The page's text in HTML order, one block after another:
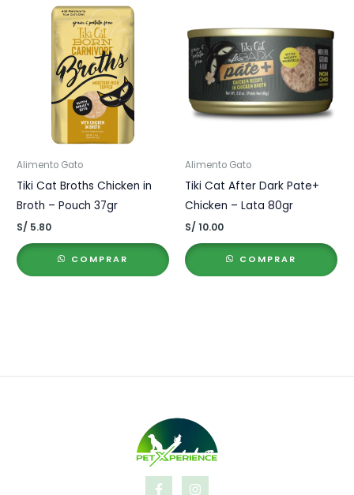
Alimento Gato
Tiki Cat Broths Chicken in
Broth – Pouch 37gr
S/ 5.80
COMPRAR
Alimento Gato
Tiki Cat After Dark Pate+
Chicken – Lata 80gr
S/ 10.00
COMPRAR